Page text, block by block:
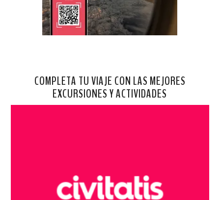
COMPLETA TU VIAJE CON LAS MEJORES
EXCURSIONES Y ACTIVIDADES